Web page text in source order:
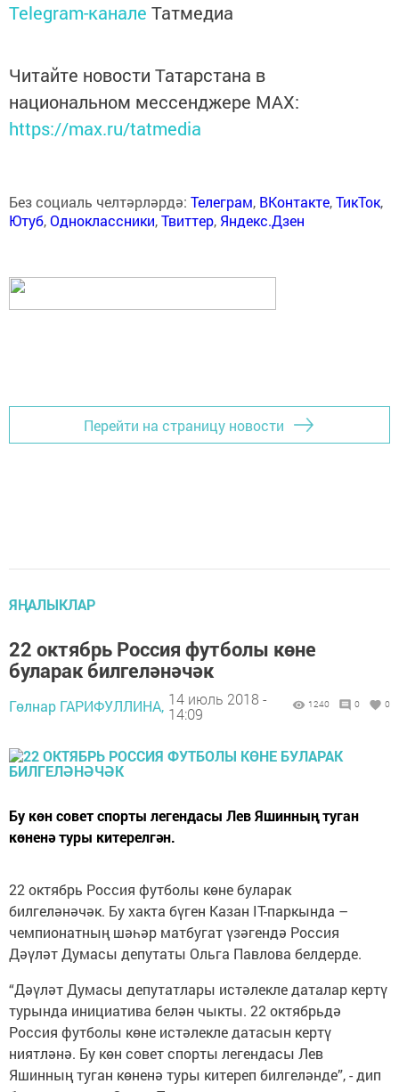
Telegram-канале Татмедиа
Читайте новости Татарстана в
национальном мессенджере MАХ:
https://max.ru/tatmedia
Без социаль челтәрләрдә: Телеграм, ВКонтакте,ТикТок,
Ютуб,Одноклассники,Твиттер, Яндекс.Дзен
Перейти на страницу новости
ЯҢАЛЫКЛАР
22 октябрь Россия футболы көне
буларак билгеләнәчәк
Гөлнар ГАРИФУЛЛИНА, 14 июль 2018 -
14:09
1240 0 0
Бу көн совет спорты легендасы Лев Яшинның туган
көненә туры китерелгән.
22 октябрь Россия футболы көне буларак
билгеләнәчәк. Бу хакта бүген Казан IT-паркында –
чемпионатның шәһәр матбугат үзәгендә Россия
Дәүләт Думасы депутаты Ольга Павлова белдерде.
“Дәүләт Думасы депутатлары истәлекле даталар кертү
турында инициатива белән чыкты. 22 октябрьдә
Россия футболы көне истәлекле датасын кертү
ниятләнә. Бу көн совет спорты легендасы Лев
Яшинның туган көненә туры китереп билгеләнде”, - дип